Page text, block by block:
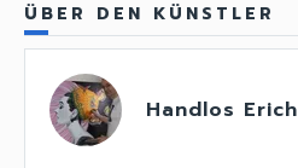
ÜBER DEN KÜNSTLER
Handlos Erich